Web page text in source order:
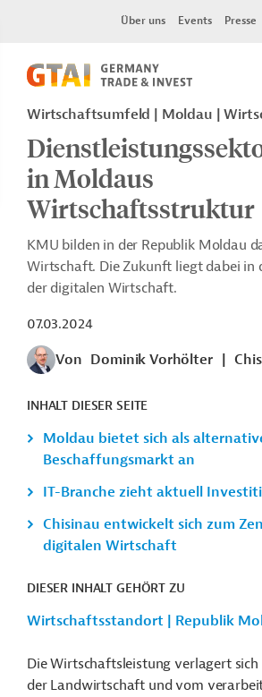
Über uns Events Presse
Wirtschaftsumfeld | Moldau |
in Moldaus
Wirtschaftsstruktur
KMU bilden in der Republik Moldau
Wirtschaft. Die Zukunft liegt dabei in
der digitalen Wirtschaft.
07.03.2024
Von Dominik Vorhölter
INHALT DIESER SEITE
Moldau bietet sich als
Beschaffungsmarkt an
IT-Branche zieht aktuell
Chisinau entwickelt sich zum
digitalen Wirtschaft
DIESER INHALT GEHÖRT ZU
Wirtschaftsstandort | Republik
Die Wirtschaftsleistung verlagert
der Landwirtschaft und vom